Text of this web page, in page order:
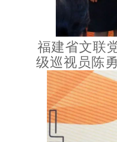
福建省文联
级巡视员陈